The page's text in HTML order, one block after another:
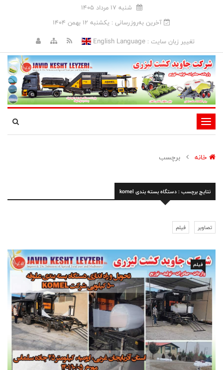
شنبه 17 مرداد 1405
آخرین به‌روزرسانی : يکشنبه 12 بهمن 1404
تغییر زبان سایت :English Language
تغییر
وضعیت
ناوبری
خانه برچسب
نتایج برچسب : دستگاه بسته بندی komel
تصاویر فیلم
فیلم